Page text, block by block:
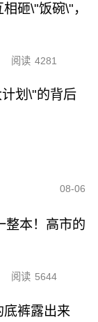
砸\"饭碗\"，
阅读 4281
划\"的背后
08-06
整本！高市的
阅读 5644
裤露出来